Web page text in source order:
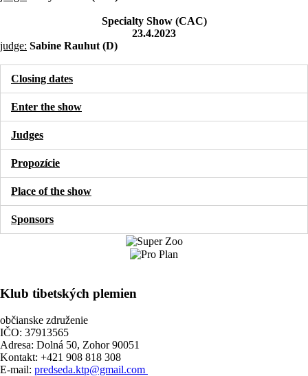
Specialty Show (CAC)
23.4.2023
judge: Sabine Rauhut (D)
Closing dates
Enter the show
Judges
Propozície
Place of the show
Sponsors
Klub tibetských plemien
občianske združenie
IČO: 37913565
Adresa: Dolná 50, Zohor 90051
Kontakt: +421 908 818 308
E-mail: predseda.ktp@gmail.com